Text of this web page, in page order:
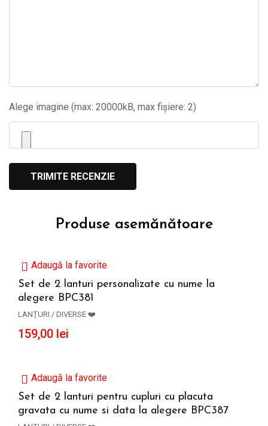
Alege imagine (max: 20000kB, max fișiere: 2)
Produse asemănătoare
Adaugă la favorite
Set de 2 lanturi personalizate cu nume la
alegere BPC381
LANȚURI / DIVERSE ❤️
159,00 lei
Adaugă la favorite
Set de 2 lanturi pentru cupluri cu placuta
gravata cu nume si data la alegere BPC387